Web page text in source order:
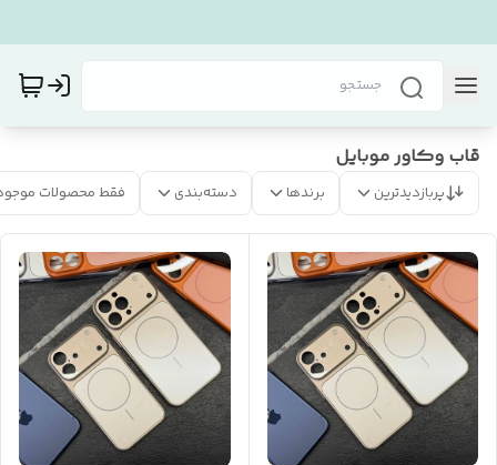
قاب و‌کاور موبایل
پربازدیدترین برندها دسته‌بندی فقط محصولات